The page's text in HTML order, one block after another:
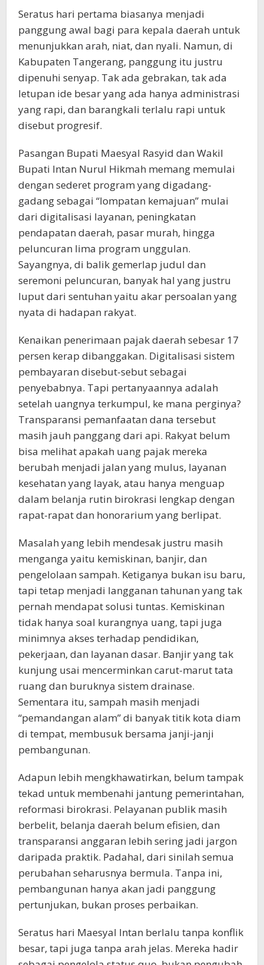
Seratus hari pertama biasanya menjadi
panggung awal bagi para kepala daerah untuk
menunjukkan arah, niat, dan nyali. Namun, di
Kabupaten Tangerang, panggung itu justru
dipenuhi senyap. Tak ada gebrakan, tak ada
letupan ide besar yang ada hanya administrasi
yang rapi, dan barangkali terlalu rapi untuk
disebut progresif.
Pasangan Bupati Maesyal Rasyid dan Wakil
Bupati Intan Nurul Hikmah memang memulai
dengan sederet program yang digadang-
gadang sebagai “lompatan kemajuan” mulai
dari digitalisasi layanan, peningkatan
pendapatan daerah, pasar murah, hingga
peluncuran lima program unggulan.
Sayangnya, di balik gemerlap judul dan
seremoni peluncuran, banyak hal yang justru
luput dari sentuhan yaitu akar persoalan yang
nyata di hadapan rakyat.
Kenaikan penerimaan pajak daerah sebesar 17
persen kerap dibanggakan. Digitalisasi sistem
pembayaran disebut-sebut sebagai
penyebabnya. Tapi pertanyaannya adalah
setelah uangnya terkumpul, ke mana perginya?
Transparansi pemanfaatan dana tersebut
masih jauh panggang dari api. Rakyat belum
bisa melihat apakah uang pajak mereka
berubah menjadi jalan yang mulus, layanan
kesehatan yang layak, atau hanya menguap
dalam belanja rutin birokrasi lengkap dengan
rapat-rapat dan honorarium yang berlipat.
Masalah yang lebih mendesak justru masih
menganga yaitu kemiskinan, banjir, dan
pengelolaan sampah. Ketiganya bukan isu baru,
tapi tetap menjadi langganan tahunan yang tak
pernah mendapat solusi tuntas. Kemiskinan
tidak hanya soal kurangnya uang, tapi juga
minimnya akses terhadap pendidikan,
pekerjaan, dan layanan dasar. Banjir yang tak
kunjung usai mencerminkan carut-marut tata
ruang dan buruknya sistem drainase.
Sementara itu, sampah masih menjadi
“pemandangan alam” di banyak titik kota diam
di tempat, membusuk bersama janji-janji
pembangunan.
Adapun lebih mengkhawatirkan, belum tampak
tekad untuk membenahi jantung pemerintahan,
reformasi birokrasi. Pelayanan publik masih
berbelit, belanja daerah belum efisien, dan
transparansi anggaran lebih sering jadi jargon
daripada praktik. Padahal, dari sinilah semua
perubahan seharusnya bermula. Tanpa ini,
pembangunan hanya akan jadi panggung
pertunjukan, bukan proses perbaikan.
Seratus hari Maesyal Intan berlalu tanpa konflik
besar, tapi juga tanpa arah jelas. Mereka hadir